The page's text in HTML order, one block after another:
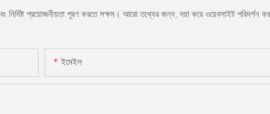
নির্দিষ্ট প্রয়োজনীয়তা পূরণ করতে সক্ষম। আরো তথ্যের জন্য, দয়া করে ওয়েবসাইট
ইমেইল